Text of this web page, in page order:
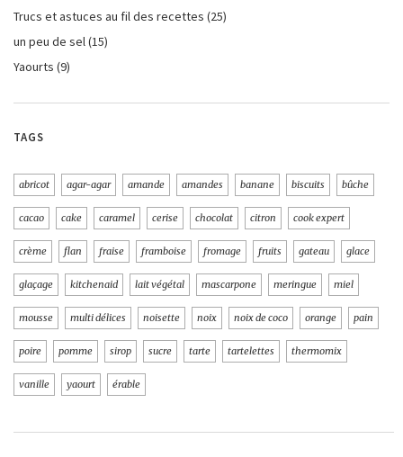
Trucs et astuces au fil des recettes (25)
un peu de sel(15)
Yaourts (9)
TAGS
abricot agar-agar amande amandes banane biscuits bûche
cacao cake caramel cerise chocolat citron cook expert
crème flan fraise framboise fromage fruits gateau glace
glaçage kitchenaid lait végétal mascarpone meringue miel
mousse multi délices noisette noix noix de coco orange pain
poire pomme sirop sucre tarte tartelettes thermomix
vanille yaourt érable